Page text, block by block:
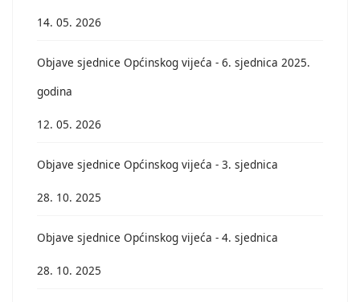
14. 05. 2026
Objave sjednice Općinskog vijeća - 6. sjednica 2025.
godina
12. 05. 2026
Objave sjednice Općinskog vijeća - 3. sjednica
28. 10. 2025
Objave sjednice Općinskog vijeća - 4. sjednica
28. 10. 2025